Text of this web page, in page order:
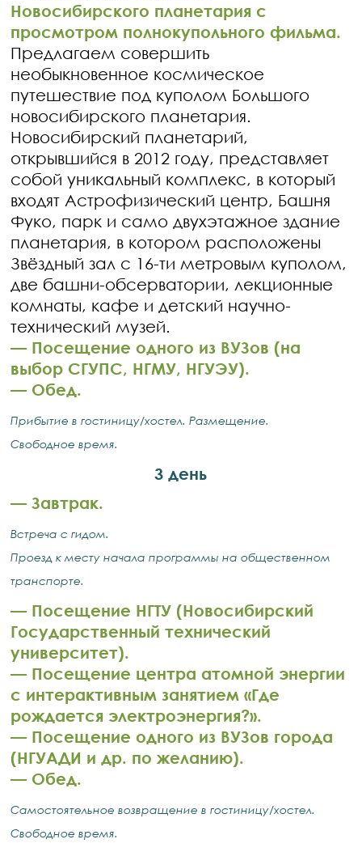
Новосибирского планетария с
просмотром полнокупольного фильма.
Предлагаем совершить
необыкновенное космическое
путешествие под куполом Большого
новосибирского планетария.
Новосибирский планетарий,
открывшийся в 2012 году, представляет
собой уникальный комплекс, в который
входят Астрофизический центр, Башня
Фуко, парк и само двухэтажное здание
планетария, в котором расположены
Звёздный зал с 16-ти метровым куполом,
две башни-обсерватории, лекционные
комнаты, кафе и детский научно-
технический музей.
— ​Посещение одного из ВУЗов (на
выбор СГУПС, НГМУ, НГУЭУ).
— ​Обед.
Прибытие в гостиницу/хостел. Размещение.
Свободное время.
3 день
— ​Завтрак.
Встреча с гидом.
Проезд к месту начала программы на общественном
транспорте.
— ​Посещение НГТУ (Новосибирский
Государственный технический
университет).
— ​Посещение центра атомной энергии
с интерактивным занятием «Где
рождается электроэнергия?».
— ​Посещение одного из ВУЗов города
(НГУАДИ и др. по желанию).
— ​Обед.
Самостоятельное возвращение в гостиницу/хостел.
Свободное время.